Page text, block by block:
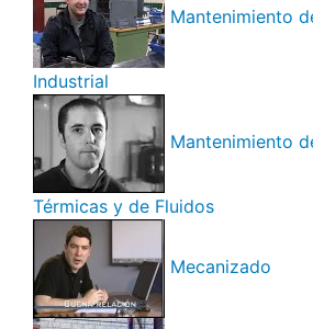
Mantenimiento
Industrial
Mantenimiento
Térmicas y de Fluidos
Mecanizado